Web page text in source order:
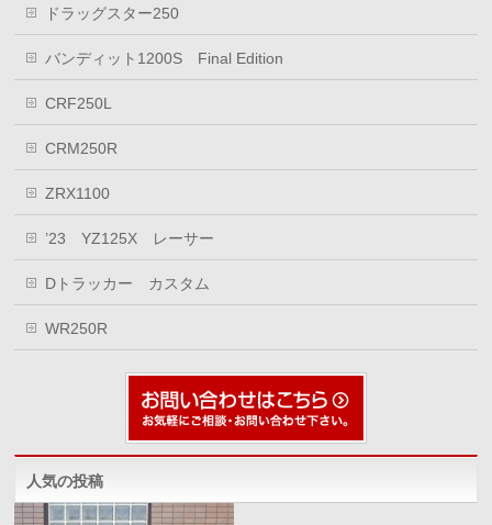
ドラッグスター250
バンディット1200S Final Edition
CRF250L
CRM250R
ZRX1100
’23 YZ125X レーサー
Dトラッカー カスタム
WR250R
人気の投稿